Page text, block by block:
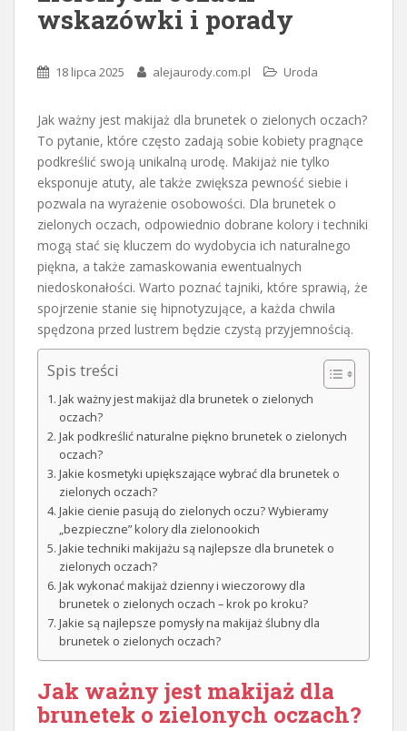
wskazówki i porady
18 lipca 2025 alejaurody.com.pl Uroda
Jak ważny jest makijaż dla brunetek o zielonych oczach?
To pytanie, które często zadają sobie kobiety pragnące
podkreślić swoją unikalną urodę. Makijaż nie tylko
eksponuje atuty, ale także zwiększa pewność siebie i
pozwala na wyrażenie osobowości. Dla brunetek o
zielonych oczach, odpowiednio dobrane kolory i techniki
mogą stać się kluczem do wydobycia ich naturalnego
piękna, a także zamaskowania ewentualnych
niedoskonałości. Warto poznać tajniki, które sprawią, że
spojrzenie stanie się hipnotyzujące, a każda chwila
spędzona przed lustrem będzie czystą przyjemnością.
Spis treści
Jak ważny jest makijaż dla brunetek o zielonych
oczach?
Jak podkreślić naturalne piękno brunetek o zielonych
oczach?
Jakie kosmetyki upiększające wybrać dla brunetek o
zielonych oczach?
Jakie cienie pasują do zielonych oczu? Wybieramy
„bezpieczne” kolory dla zielonookich
Jakie techniki makijażu są najlepsze dla brunetek o
zielonych oczach?
Jak wykonać makijaż dzienny i wieczorowy dla
brunetek o zielonych oczach – krok po kroku?
Jakie są najlepsze pomysły na makijaż ślubny dla
brunetek o zielonych oczach?
Jak ważny jest makijaż dla
brunetek o zielonych oczach?